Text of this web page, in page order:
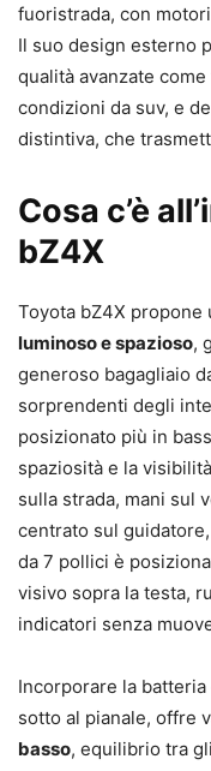
fuoristrada, con
Il suo design esterno
qualità avanzate
condizioni da suv, e
distintiva, che
Cosa c’è
bZ4X
Toyota bZ4X propone
luminoso e spazioso,
generoso bagagliaio
sorprendenti degli
posizionato più in
spaziosità e la
sulla strada, mani sul
centrato sul
da 7 pollici è
visivo sopra la testa,
indicatori senza
Incorporare la
sotto al pianale, offre
basso, equilibrio tra